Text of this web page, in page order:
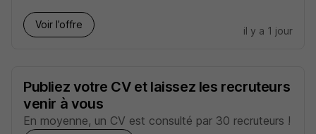
Voir l’offre
il y a 1 jour
Publiez votre CV et laissez les recruteurs
venir à vous
En moyenne, un CV est consulté par 30 recruteurs !